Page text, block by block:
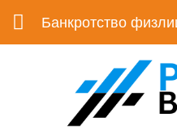
Банкротство